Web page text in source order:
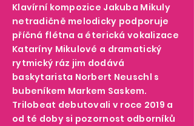
Klavírní kompozice Jakuba Mikuly
netradičně melodicky podporuje
příčná flétna a éterická vokalizace
Kataríny Mikulové a dramatický
rytmický ráz jim dodává
baskytarista Norbert Neuschl s
bubeníkem Markem Saskem.
Trilobeat debutovali v roce 2019 a
od té doby si pozornost odborníků